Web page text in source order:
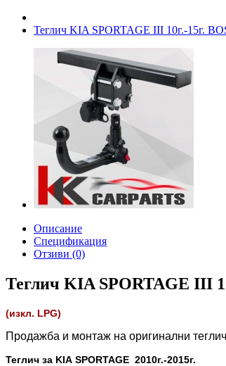
Теглич KIA SPORTAGE III 10г.-15г.
Описание
Спецификация
Отзиви (0)
Теглич KIA SPORTAGE III
(изкл. LPG)
Продажба и монтаж на оригинални
Теглич за KIA SPORTAGE 2010г.-2015г.